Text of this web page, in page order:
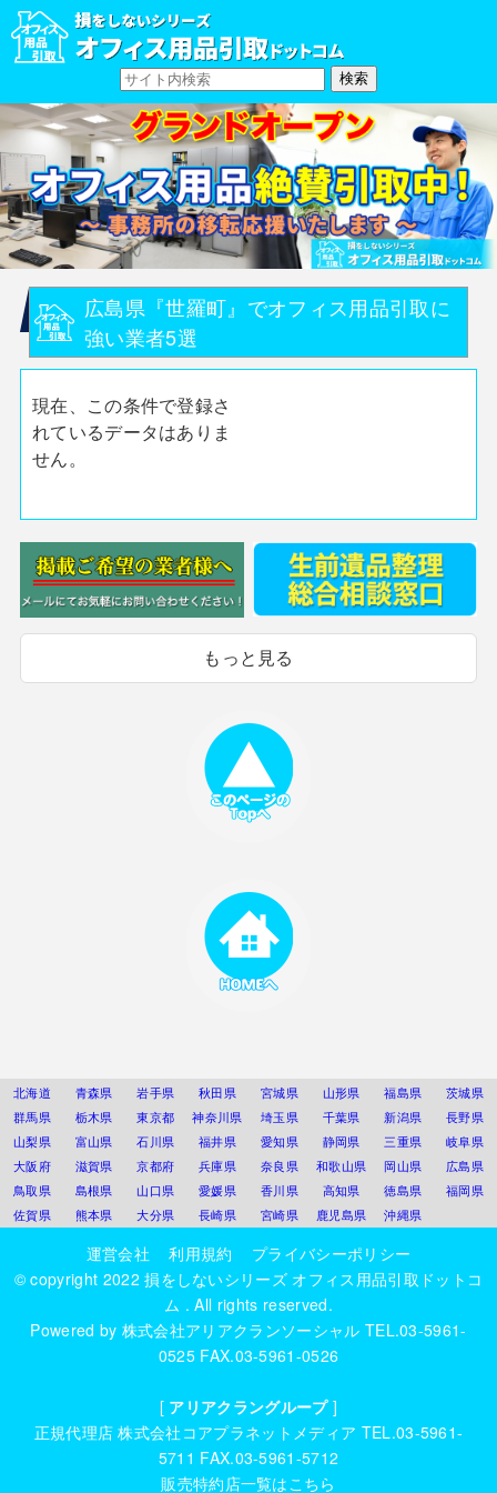
広島県『世羅町』でオフィス用品引取に
強い業者5選
現在、この条件で登録さ
れているデータはありま
せん。
もっと見る
北海道 青森県 岩手県 秋田県 宮城県 山形県 福島県
茨城県
群馬県
栃木県 東京都 神奈川県 埼玉県 千葉県 新潟県
長野県
山梨県
富山県 石川県 福井県 愛知県 静岡県 三重県
岐阜県
大阪府
滋賀県 京都府 兵庫県 奈良県 和歌山県 岡山県
広島県
鳥取県
島根県 山口県 愛媛県 香川県 高知県 徳島県
福岡県
佐賀県
熊本県 大分県 長崎県 宮崎県 鹿児島県 沖縄県
運営会社 利用規約
プライバシーポリシー
© copyright 2022損をしないシリーズ オフィス用品引取ドットコ
ム . All rights reserved.
Powered by 株式会社アリアクランソーシャル TEL.03-5961-
0525 FAX.03-5961-0526
[ アリアクラングループ]
正規代理店株式会社コアプラネットメディア TEL.03-5961-
5711 FAX.03-5961-5712
販売特約店一覧はこちら